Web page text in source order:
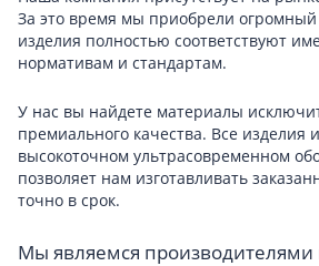
За это время мы приобрели
изделия полностью соответствуют
нормативам и стандартам.
У нас вы найдете материалы
премиального качества. Все изделия
высокоточном ультрасовременном
позволяет нам изготавливать
точно в срок.
Мы являемся производителями